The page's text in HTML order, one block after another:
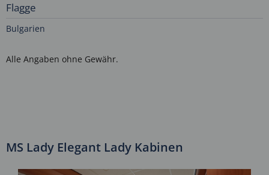
Flagge
Bulgarien
Alle Angaben ohne Gewähr.
MS Lady Elegant Lady Kabinen